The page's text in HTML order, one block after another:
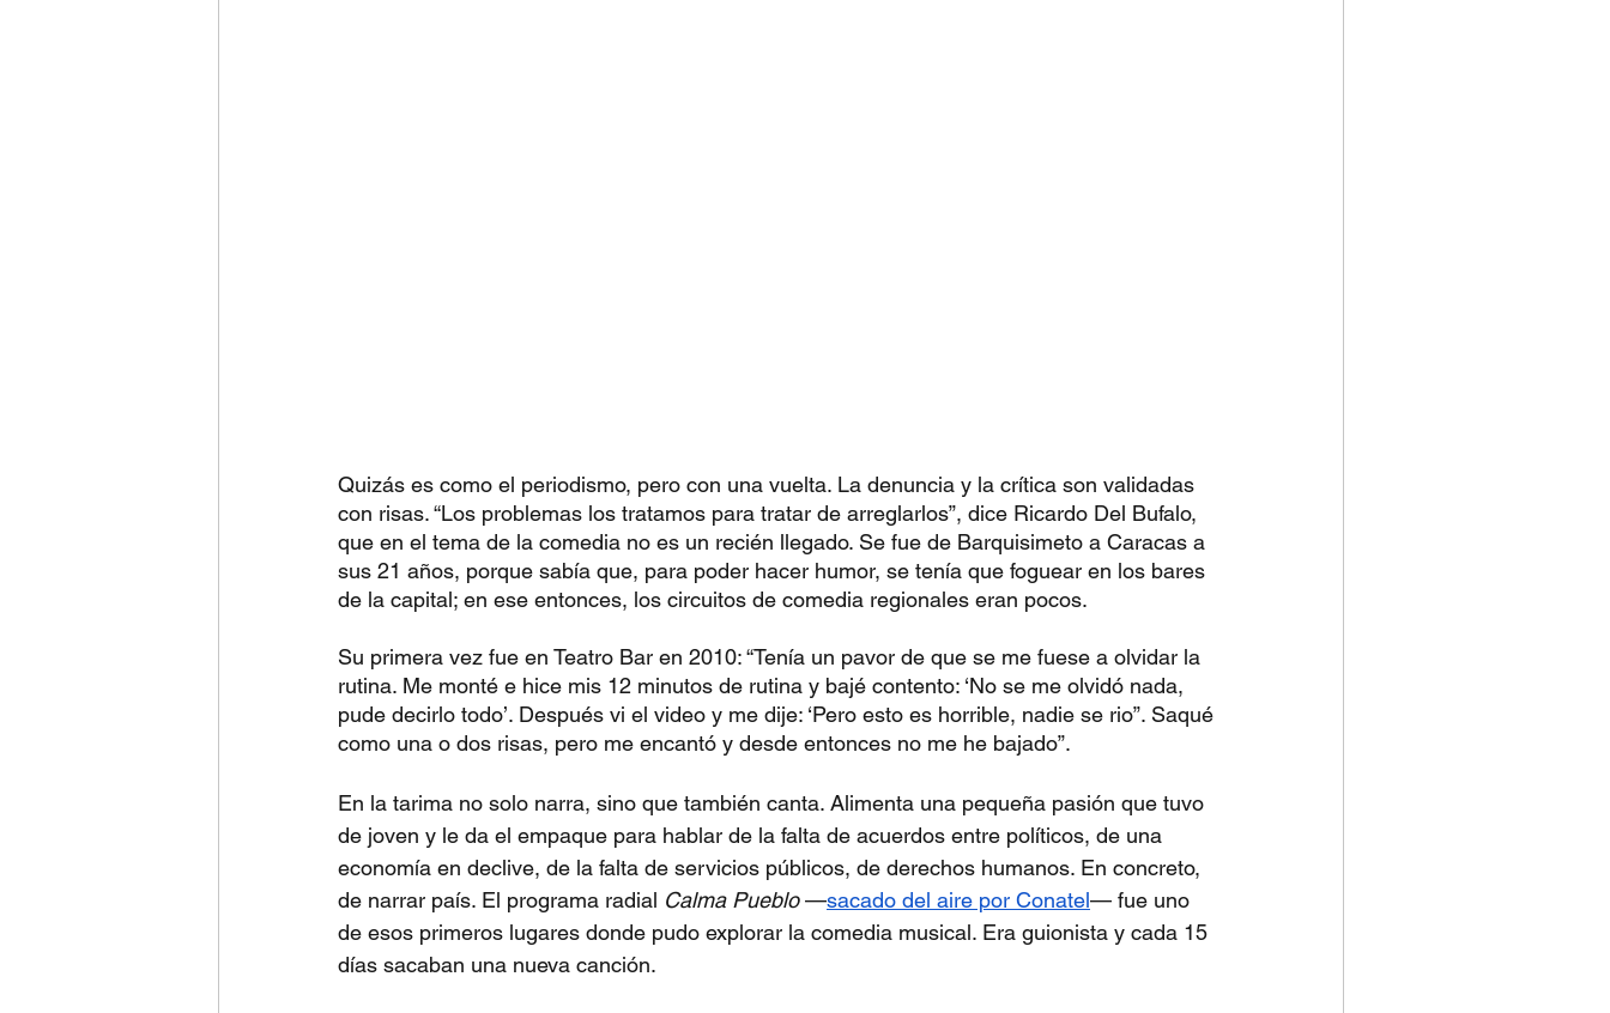
Quizás es como el periodismo, pero con una vuelta. La denuncia y la crítica son validadas
con risas. “Los problemas los tratamos para tratar de arreglarlos”, dice Ricardo Del Bufalo,
que en el tema de la comedia no es un recién llegado. Se fue de Barquisimeto a Caracas a
sus 21 años, porque sabía que, para poder hacer humor, se tenía que foguear en los bares
de la capital; en ese entonces, los circuitos de comedia regionales eran pocos.
Su primera vez fue en Teatro Bar en 2010: “Tenía un pavor de que se me fuese a olvidar la
rutina. Me monté e hice mis 12 minutos de rutina y bajé contento: ‘No se me olvidó nada,
pude decirlo todo’. Después vi el video y me dije: ‘Pero esto es horrible, nadie se rio”. Saqué
como una o dos risas, pero me encantó y desde entonces no me he bajado”.
En la tarima no solo narra, sino que también canta. Alimenta una pequeña pasión que tuvo
de joven y le da el empaque para hablar de la falta de acuerdos entre políticos, de una
economía en declive, de la falta de servicios públicos, de derechos humanos. En concreto,
de narrar país. El programa radial Calma Pueblo —sacado del aire por Conatel— fue uno
de esos primeros lugares donde pudo explorar la comedia musical. Era guionista y cada 15
días sacaban una nueva canción.